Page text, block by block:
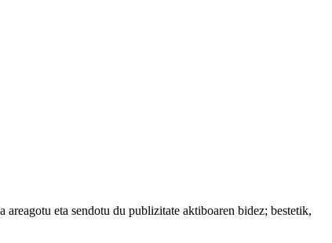
eta sendotu du publizitate aktiboaren bidez; bestetik,